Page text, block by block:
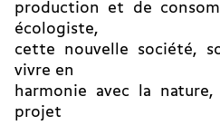
pro­duction et de
écologiste,
cette nouvelle société,
vivre en
harmonie avec la nature,
projet